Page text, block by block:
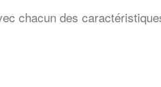
chacun des